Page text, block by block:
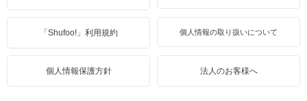
「Shufoo!」利用規約 個人情報の取り扱いについて
個人情報保護方針 法人のお客様へ